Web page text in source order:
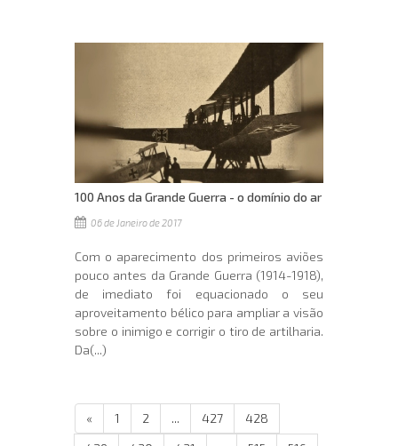
100 Anos da Grande Guerra - o domínio do ar
06 de Janeiro de 2017
Com o aparecimento dos primeiros aviões
pouco antes da Grande Guerra (1914-1918),
de imediato foi equacionado o seu
aproveitamento bélico para ampliar a visão
sobre o inimigo e corrigir o tiro de artilharia.
Da(...)
« 1 2 ... 427
428